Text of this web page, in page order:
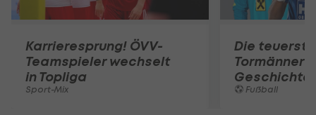
Karrieresprung! ÖVV-
Teamspieler wechselt
in Topliga
Sport-Mix
Die
Tormänner
Geschichte
Fußball